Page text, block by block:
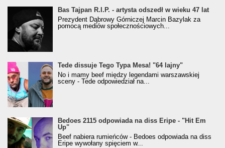
Bas Tajpan R.I.P. - artysta odszedł w wieku 47 lat
Prezydent Dąbrowy Górniczej Marcin Bazylak za
pomocą mediów społecznościowych...
Tede dissuje Tego Typa Mesa! "64 lajny"
No i mamy beef między legendami warszawskiej
sceny - Tede odpowiedział na...
Bedoes 2115 odpowiada na diss Eripe - "Hit Em
Up"
Beef nabiera rumieńców - Bedoes odpowiada na diss
Eripe wywołany spięciem w...